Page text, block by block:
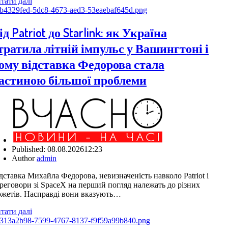
Patriot до Starlink: як Україна
літній імпульс у Вашингтоні і
відставка Федорова стала
більшої проблеми
Published: 08.08.202612:23
Authoradmin
Михайла Федорова, невизначеність навколо Patriot і
зі SpaceX на перший погляд належать до різних
Насправді вони вказують…
далі